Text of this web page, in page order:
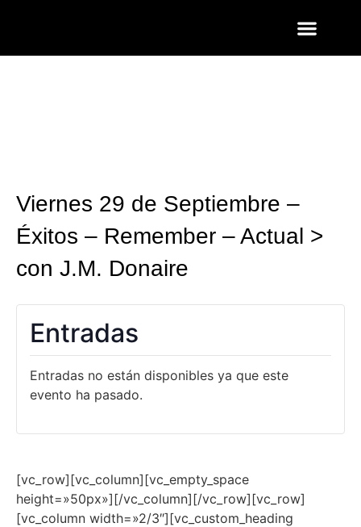
Viernes 29 de Septiembre –
Éxitos – Remember – Actual >
con J.M. Donaire
Entradas
Entradas no están disponibles ya que este
evento ha pasado.
[vc_row][vc_column][vc_empty_space
height=»50px»][/vc_column][/vc_row][vc_row]
[vc_column width=»2/3″][vc_custom_heading